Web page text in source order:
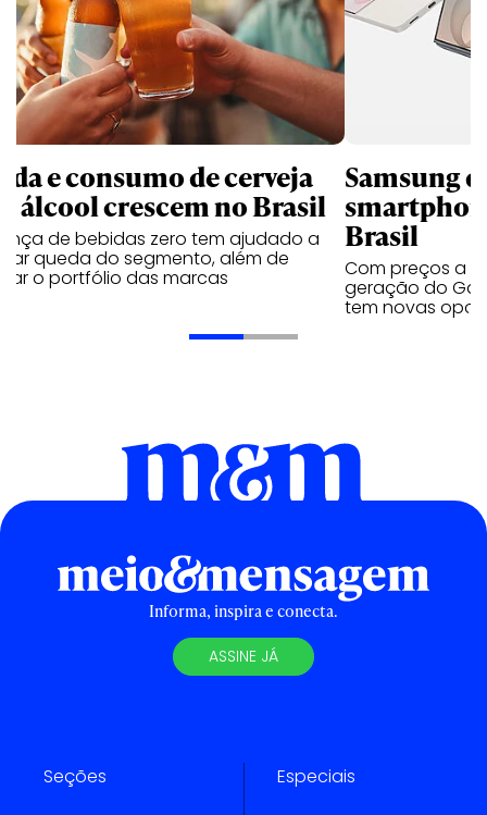
e consumo de cerveja
álcool crescem no Brasil
de bebidas zero tem ajudado a
queda do segmento, além de
o portfólio das marcas
Samsung
Brasil
Com preços a
geração do
tem novas
Informa, inspira e conecta.
ASSINE JÁ
Seções Especiais